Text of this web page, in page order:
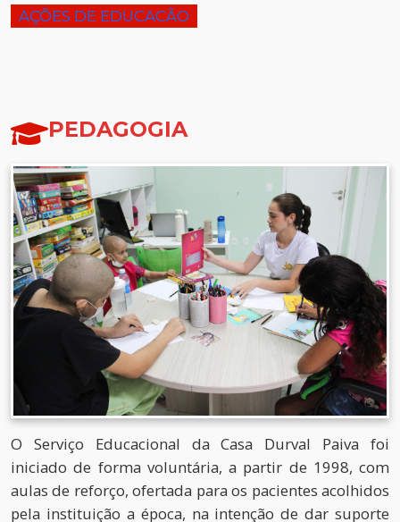
AÇÕES DE EDUCACÃO
PEDAGOGIA
O Serviço Educacional da Casa Durval Paiva foi
iniciado de forma voluntária, a partir de 1998, com
aulas de reforço, ofertada para os pacientes acolhidos
pela instituição a época, na intenção de dar suporte